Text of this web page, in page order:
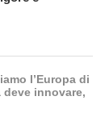
l’Europa di
deve innovare,